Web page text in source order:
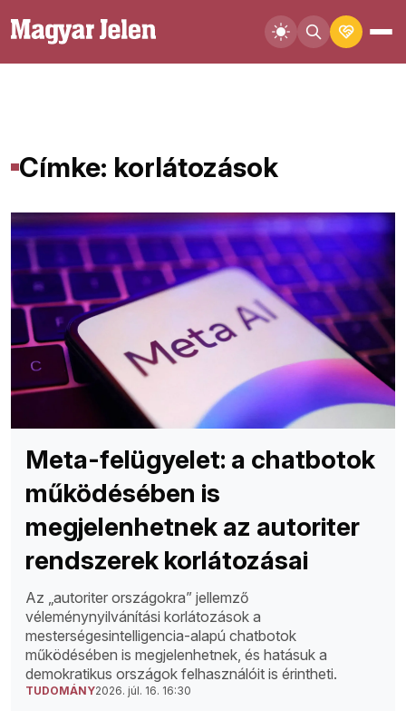
Címke: korlátozások
Meta-felügyelet: a chatbotok
működésében is
megjelenhetnek az autoriter
rendszerek korlátozásai
Az „autoriter országokra” jellemző
véleménynyilvánítási korlátozások a
mesterségesintelligencia-alapú chatbotok
működésében is megjelenhetnek, és hatásuk a
demokratikus országok felhasználóit is érintheti.
TUDOMÁNY2026. júl. 16. 16:30